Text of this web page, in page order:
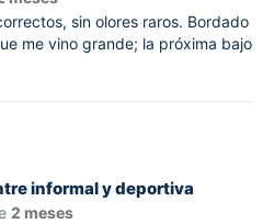
sin olores raros. Bordado
me vino grande; la próxima bajo
informal y deportiva
2 meses